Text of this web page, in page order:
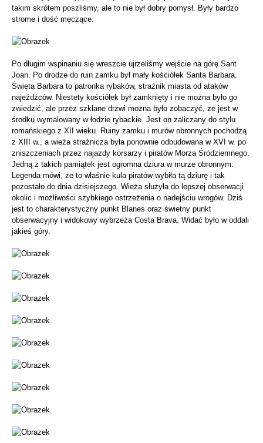
takim skrótem poszliśmy, ale to nie był dobry pomysł. Były bardzo
strome i dość męczące.
Po długim wspinaniu się wreszcie ujrzeliśmy wejście na górę Sant
Joan. Po drodze do ruin zamku był mały kościółek Santa Barbara.
Święta Barbara to patronka rybaków, strażnik miasta od ataków
najeźdźców. Niestety kościółek był zamknięty i nie można było go
zwiedzić, ale przez szklane drzwi można było zobaczyć, ze jest w
środku wymalowany w łodzie rybackie. Jest on zaliczany do stylu
romańskiego z XII wieku. Ruiny zamku i murów obronnych pochodzą
z XIII w., a wieża strażnicza była ponownie odbudowana w XVI w. po
zniszczeniach przez najazdy korsarzy i piratów Morza Śródziemnego.
Jedną z takich pamiątek jest ogromna dziura w murze obronnym.
Legenda mówi, że to właśnie kula piratów wybiła tą dziurę i tak
pozostało do dnia dzisiejszego. Wieża służyła do lepszej obserwacji
okolic i możliwości szybkiego ostrzeżenia o nadejściu wrogów. Dziś
jest to charakterystyczny punkt Blanes oraz świetny punkt
obserwacyjny i widokowy wybrzeża Costa Brava. Widać było w oddali
jakieś góry.